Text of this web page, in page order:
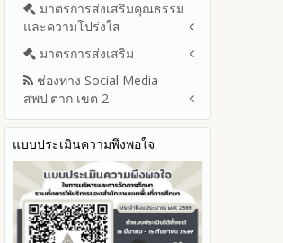
ข่าวสารพัฒนาสำนักงาน
เกี่ยวข้องกับแนวทางส่งเสริมความ
ปีงบประมาณ 2567
ปีงบประมาณ 2566
ปีงบประมาณ 2565
รายงานผลการดำเนินงาน
ประจำปี
รายงานผลปี 2567
รายงานผลปี 2566
รายงานผลปี 2565
รายงานผลปี 2564
คู่มือหรือแนวทางการปฏิบัติงาน
ของเจ้าหน้าที่
เขตพื้นที่การศึกษา ประจำ
ปีงบประมาณ พ.ศ. 2568
พัฒนาทรัพยากรบุคคลประจำ
ปีงบประมาณ
ประมวลจริยธรรมและการขับ
เคลื่อนจริยธรรม
ช่องทางแจ้งเรื่องร้องเรียนการ
ทุจริตและประพฤติมิชอบ
ข้อมูลสถิติเรื่องร้องเรียนการ
ทุจริตและประพฤติมิชอบ ประจำ
ปีงบประมาณ
การเปิดโอกาสให้มีส่วนร่วมใน
การดำเนินงานปีงบประมาณ
การขับเคลื่อนนโยบาย No Gift
Policy จากการปฏิบัติหน้าที่ และ
การเสริมสร้างความรู้เกี่ยวกับหลัก
เกณฑ์การรับ ทรัพย์สินหรือประ
โปยชน์อื่นใดโดยธรรมจรรยาของ
เจ้าพนักงานของรัฐ
การประเมินความเสี่ยง ใน
สำนักงานเขตพื้นที่การศึกษา
ประจำปีงบประมาณ
รายงานผลการดำเนินการตาม
แผนบริหารจัดการความเสี่ยงการ
ทุจริตของสำนักงานเขตพื้นที่การ
ศึกษา ประจำงบประมาณ
มาตรการส่งเสริมคุณธรรม
และความโปร่งใส
แผนปฏิบัติการป้องกันการทุจริต
ประจำปีงบประมาณ
2569
2568
2567
2566
2565
2564
รายงานผลการดำเนินการ
มาตรการส่งเสริม
มาตรการเผยแพร่ข้อมูลต่อ
สาธารณะ
มาตรการส่งเสริมความโปร่งใสใน
การจัดซื้อจัดจ้าง
มาตราการจัดการเรื่องร้องเรียน
การทุจริต
มาตรการป้องกันการรับสินบน
มาตรการป้องกันการขัดกัน
ช่องทาง Social Media
สพป.ตาก เขต 2
Q&A / ชมเชย / เสนอแนะ
Facebook เพจ สพป.ตาก 2
Youtube ช่อง สพป.ตาก เขต 2
Youtube เรื่องเล่าข่าวตาก 2
แบบประเมินความพึงพอใจ